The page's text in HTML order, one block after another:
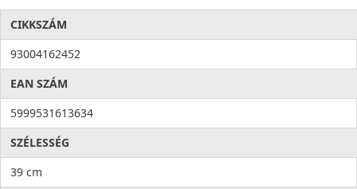
CIKKSZÁM
93004162452
EAN SZÁM
5999531613634
SZÉLESSÉG
39 cm